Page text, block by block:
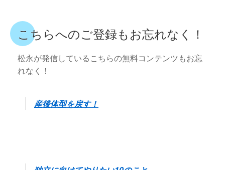
こちらへのご登録もお忘れなく！
松永が発信しているこちらの無料コンテンツもお忘
れなく！
産後体型を戻す！